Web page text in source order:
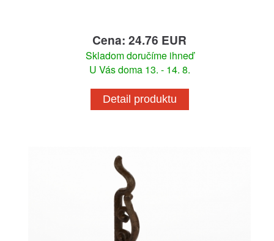
Cena: 24.76 EUR
Skladom doručíme ihneď
U Vás doma 13. - 14. 8.
Detail produktu